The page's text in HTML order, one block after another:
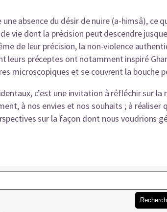
absence du désir de nuire (a-himsâ), ce
vie dont la précision peut descendre
de leur précision, la non-violence
leurs préceptes ont notamment inspiré
microscopiques et se couvrent la bouche
c’est une invitation à réfléchir sur la
à nos envies et nos souhaits ; à réaliser
sur la façon dont nous voudrions